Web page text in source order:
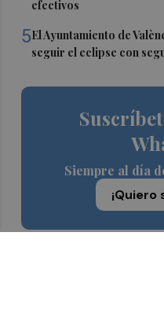
efectivos
5El Ayuntamiento de
seguir el eclipse con
Siempre al día